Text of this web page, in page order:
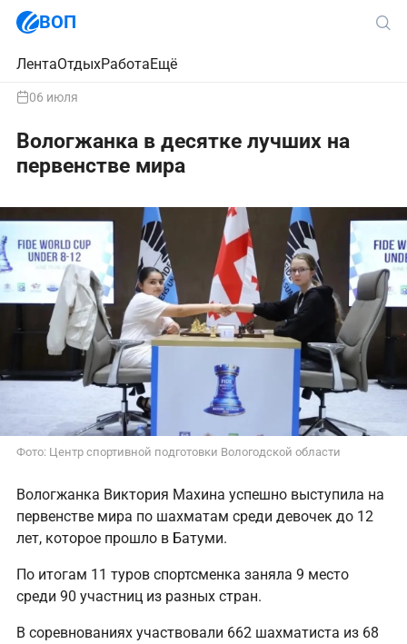
ВОП
ЛентаОтдыхРаботаЕщё
06 июля
Вологжанка в десятке лучших на
первенстве мира
Фото: Центр спортивной подготовки Вологодской области
Вологжанка Виктория Махина успешно выступила на
первенстве мира по шахматам среди девочек до 12
лет, которое прошло в Батуми.
По итогам 11 туров спортсменка заняла 9 место
среди 90 участниц из разных стран.
В соревнованиях участвовали 662 шахматиста из 68